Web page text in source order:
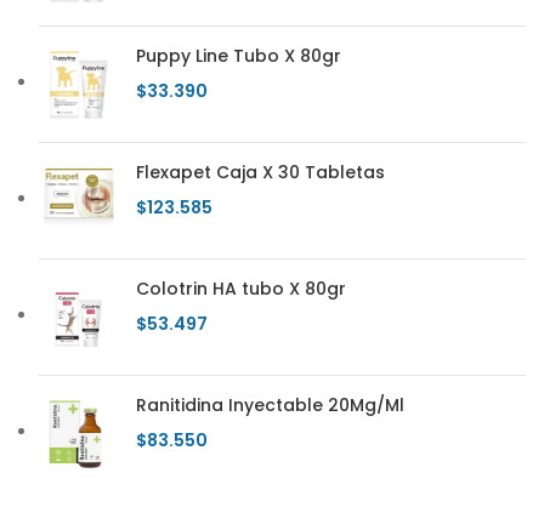
Puppy Line Tubo X 80gr
$33.390
Flexapet Caja X 30 Tabletas
$123.585
Colotrin HA tubo X 80gr
$53.497
Ranitidina Inyectable 20Mg/Ml
$83.550